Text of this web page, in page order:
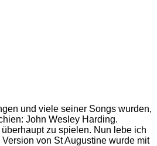
und viele seiner Songs wurden,
John Wesley Harding.
zu spielen. Nun lebe ich
von St Augustine wurde mit